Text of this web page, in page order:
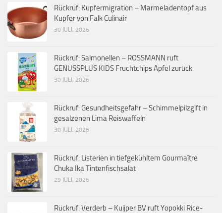
Rückruf: Kupfermigration – Marmeladentopf aus
Kupfer von Falk Culinair
30 JULI, 2026
Rückruf: Salmonellen – ROSSMANN ruft
GENUSSPLUS KIDS Fruchtchips Apfel zurück
30 JULI, 2026
Rückruf: Gesundheitsgefahr – Schimmelpilzgift in
gesalzenen Lima Reiswaffeln
30 JULI, 2026
Rückruf: Listerien in tiefgekühltem Gourmaître
Chuka Ika Tintenfischsalat
29 JULI, 2026
Rückruf: Verderb – Kuijper BV ruft Yopokki Rice-